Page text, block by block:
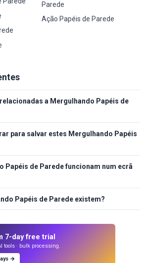
Parede
Ação Papéis de Parede
a Mergulhando Papéis de
para salvar estes Mergulhando Papéis
Papéis de Parede funcionam num ecrã
Papéis de Parede existem?
7-day free trial
tools · bulk processing.
→